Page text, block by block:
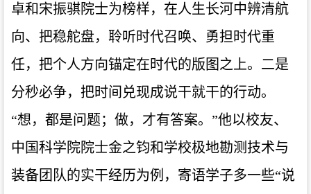
卓和宋振骐院士为榜样，在人生长河中辨清航
向、把稳舵盘，聆听时代召唤、勇担时代重
任，把个人方向锚定在时代的版图之上。二是
分秒必争，把时间兑现成说干就干的行动。
“想，都是问题；做，才有答案。”他以校友、
中国科学院院士金之钧和学校极地勘测技术与
装备团队的实干经历为例，寄语学子多一些“说